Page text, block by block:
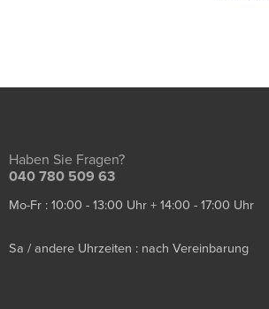
Haben Sie Fragen?
040 780 509 63
Mo-Fr : 10:00 - 13:00 Uhr + 14:00 - 17:00 Uhr
Sa / andere Uhrzeiten : nach Vereinbarung